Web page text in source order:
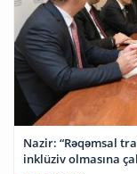
Nazir: “Rəqəmsal
inklüziv olmasına